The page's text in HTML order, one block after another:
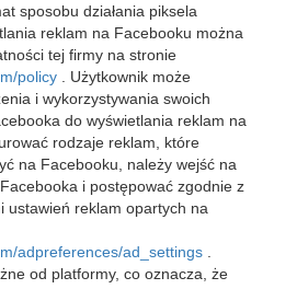
sposobu działania piksela
reklam na Facebooku można
tej firmy na stronie
policy
. Użytkownik może
i wykorzystywania swoich
do wyświetlania reklam na
rodzaje reklam, które
na Facebooku, należy wejść na
i postępować zgodnie z
ustawień reklam opartych na
adpreferences/ad_settings
od platformy, co oznacza, że